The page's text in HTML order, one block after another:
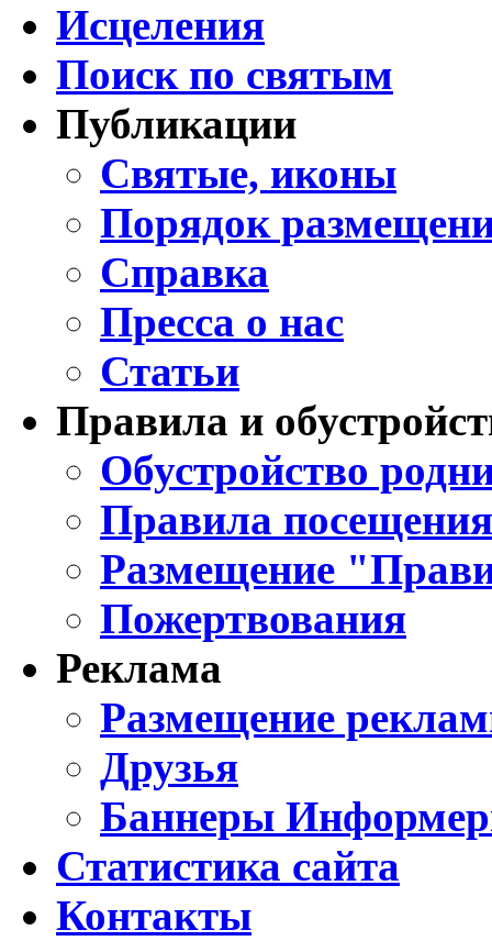
Исцеления
Поиск по святым
Публикации
Святые, иконы
Порядок
Справка
Пресса о нас
Статьи
Правила и
Обустройство
Правила
Размещение
Пожертвования
Реклама
Размещение
Друзья
Баннеры
Статистика сайта
Контакты